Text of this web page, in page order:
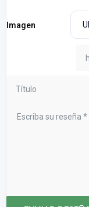
Imagen